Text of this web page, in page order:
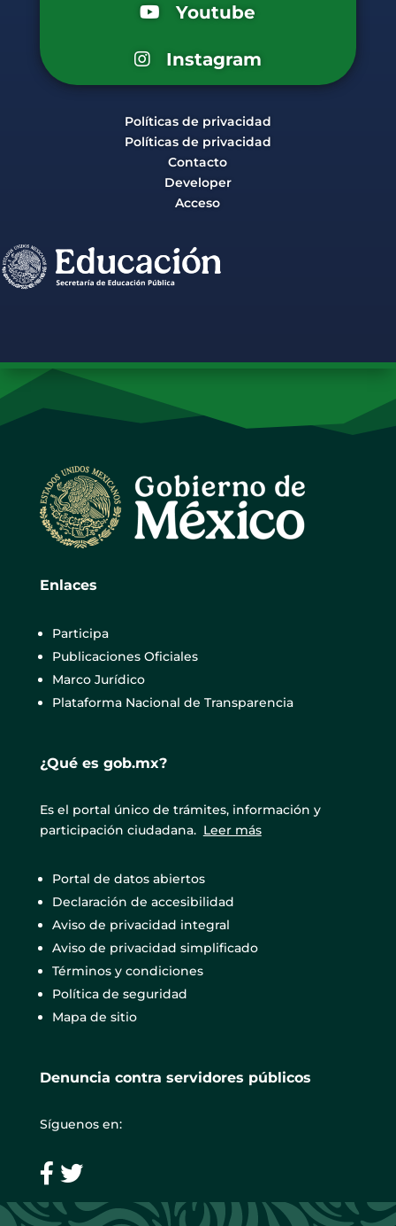
Youtube
Instagram
Políticas de privacidad
Políticas de privacidad
Contacto
Developer
Acceso
Enlaces
Participa
Publicaciones Oficiales
Marco Jurídico
Plataforma Nacional de Transparencia
¿Qué es gob.mx?
Es el portal único de trámites, información y
participación ciudadana. Leer más
Portal de datos abiertos
Declaración de accesibilidad
Aviso de privacidad integral
Aviso de privacidad simplificado
Términos y condiciones
Política de seguridad
Mapa de sitio
Denuncia contra servidores públicos
Síguenos en: